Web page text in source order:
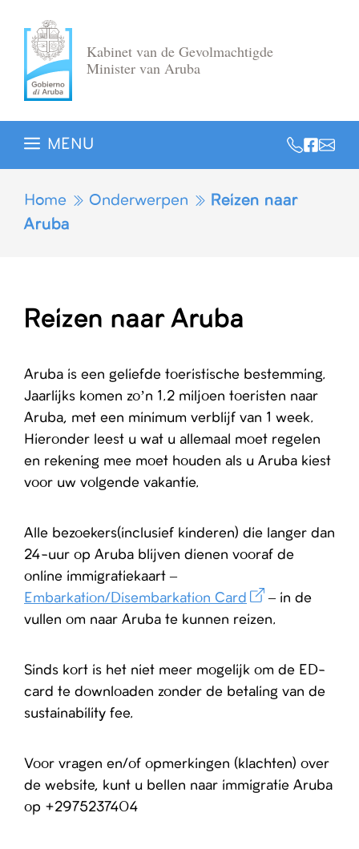
naar
inhoud
Kabinet van de Gevolmachtigde
Minister van Aruba
MENU
Home Onderwerpen
Reizen naar
Aruba
Reizen naar Aruba
Aruba is een geliefde toeristische bestemming.
Jaarlijks komen zo’n 1.2 miljoen toeristen naar
Aruba, met een minimum verblijf van 1 week.
Hieronder leest u wat u allemaal moet regelen
en rekening mee moet houden als u Aruba kiest
voor uw volgende vakantie.
Alle bezoekers(inclusief kinderen) die langer dan
24-uur op Aruba blijven dienen vooraf de
online immigratiekaart –
Embarkation/Disembarkation Card
– in de
vullen om naar Aruba te kunnen reizen.
Sinds kort is het niet meer mogelijk om de ED-
card te downloaden zonder de betaling van de
sustainability fee.
Voor vragen en/of opmerkingen (klachten) over
de website, kunt u bellen naar immigratie Aruba
op +2975237404